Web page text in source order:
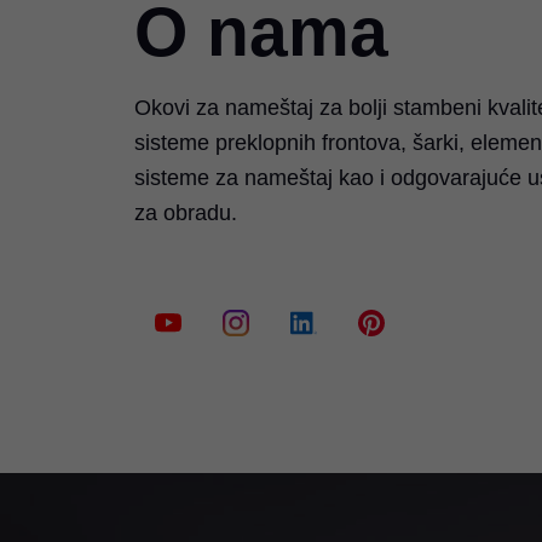
O nama
Okovi za nameštaj za bolji stambeni
sisteme preklopnih frontova, šarki,
sisteme za nameštaj kao i odgovarajuće
za obradu.